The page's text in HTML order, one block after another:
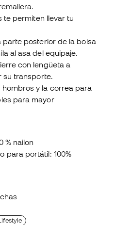
te permiten llevar tu
parte posterior de la bolsa
al asa del equipaje.
con lengüeta a
su transporte.
y la correa para
para mayor
% nailon
para portátil: 100%